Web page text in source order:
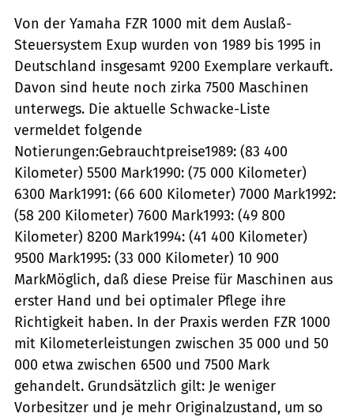
Von der Yamaha FZR 1000 mit dem Auslaß-
Steuersystem Exup wurden von 1989 bis 1995 in
Deutschland insgesamt 9200 Exemplare verkauft.
Davon sind heute noch zirka 7500 Maschinen
unterwegs. Die aktuelle Schwacke-Liste
vermeldet folgende
Notierungen:Gebrauchtpreise1989: (83 400
Kilometer) 5500 Mark1990: (75 000 Kilometer)
6300 Mark1991: (66 600 Kilometer) 7000 Mark1992:
(58 200 Kilometer) 7600 Mark1993: (49 800
Kilometer) 8200 Mark1994: (41 400 Kilometer)
9500 Mark1995: (33 000 Kilometer) 10 900
MarkMöglich, daß diese Preise für Maschinen aus
erster Hand und bei optimaler Pflege ihre
Richtigkeit haben. In der Praxis werden FZR 1000
mit Kilometerleistungen zwischen 35 000 und 50
000 etwa zwischen 6500 und 7500 Mark
gehandelt. Grundsätzlich gilt: Je weniger
Vorbesitzer und je mehr Originalzustand, um so